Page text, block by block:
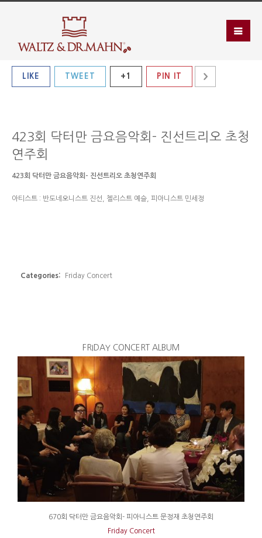
LIKE TWEET +1 PIN IT
423회 닥터만 금요음악회- 진선트리오 초청
연주회
423회 닥터만 금요음악회- 진선트리오 초청연주회
아티스트 : 반도네오니스트 진선, 첼리스트 예슬, 피아니스트 민세정
Categories: Friday Concert
FRIDAY CONCERT ALBUM
670회 닥터만 금요음악회- 피아니스트 문정재 초청연주회
Friday Concert